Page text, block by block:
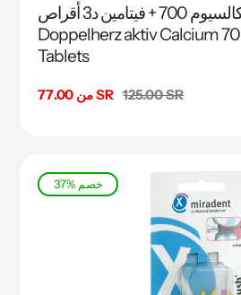
دوبل هيرز كالسيوم 700 + فيتامين د3 أقراص -
Doppelherz aktiv Calcium
Tablets
سعر
من 77.00 SR السعر
125.00 SR
37% خصم